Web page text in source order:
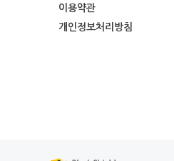
이용약관
개인정보처리방침